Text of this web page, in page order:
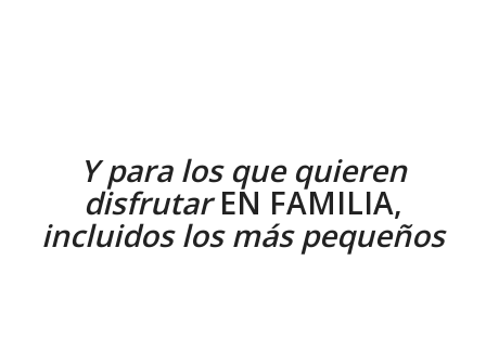
Y para los que quieren
disfrutar EN FAMILIA,
incluidos los más pequeños